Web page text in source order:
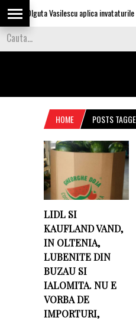
Olguta Vasilescu aplica invataturile
HOME POSTS
LIDL SI
KAUFLAND VAND,
IN OLTENIA,
LUBENITE DIN
BUZAU SI
IALOMITA. NU E
VORBA DE
IMPORTURI,